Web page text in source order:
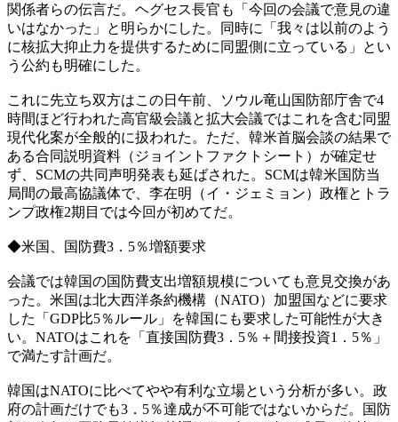
関係者らの伝言だ。ヘグセス長官も「今回の会議で意見の違
いはなかった」と明らかにした。同時に「我々は以前のよう
に核拡大抑止力を提供するために同盟側に立っている」とい
う公約も明確にした。
これに先立ち双方はこの日午前、ソウル竜山国防部庁舎で4
時間ほど行われた高官級会議と拡大会議ではこれを含む同盟
現代化案が全般的に扱われた。ただ、韓米首脳会談の結果で
ある合同説明資料（ジョイントファクトシート）が確定せ
ず、SCMの共同声明発表も延ばされた。SCMは韓米国防当
局間の最高協議体で、李在明（イ・ジェミョン）政権とトラ
ンプ政権2期目では今回が初めてだ。
◆米国、国防費3．5％増額要求
会議では韓国の国防費支出増額規模についても意見交換があ
った。米国は北大西洋条約機構（NATO）加盟国などに要求
した「GDP比5％ルール」を韓国にも要求した可能性が大き
い。NATOはこれを「直接国防費3．5％＋間接投資1．5％」
で満たす計画だ。
韓国はNATOに比べてやや有利な立場という分析が多い。政
府の計画だけでも3．5％達成が不可能ではないからだ。国防